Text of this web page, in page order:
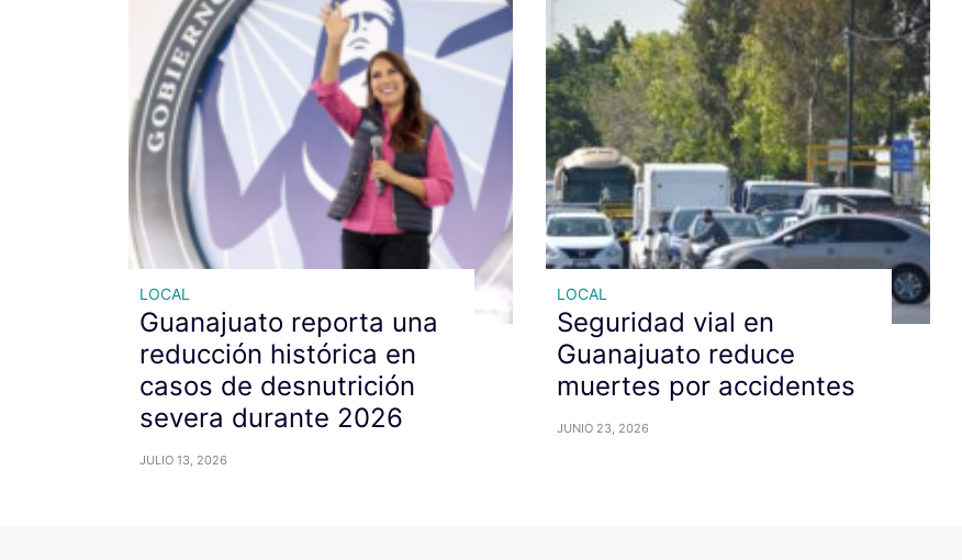
LOCAL
Guanajuato reporta una
reducción histórica en
casos de desnutrición
severa durante 2026
JULIO 13, 2026
LOCAL
Seguridad vial en
Guanajuato reduce
muertes por accidentes
JUNIO 23, 2026